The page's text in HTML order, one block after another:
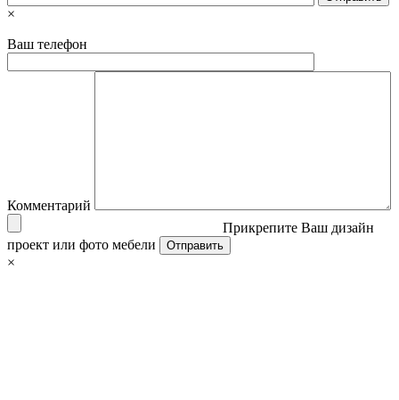
×
Ваш телефон
Комментарий
Прикрепите Ваш дизайн
проект или фото мебели
×